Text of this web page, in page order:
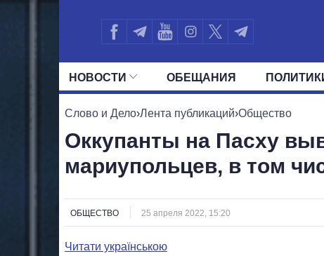
НОВОСТИ ОБЕЩАНИЯ
ВСЕ ПОЛИТИКИ ПРЕЗИДЕНТ И ОФИС
Слово и Дело›Лента публикаций›Общество
Оккупанты на Пасху
мариупольцев, в том
ОБЩЕСТВО 25 апреля 2022, 15:20
Читати українською